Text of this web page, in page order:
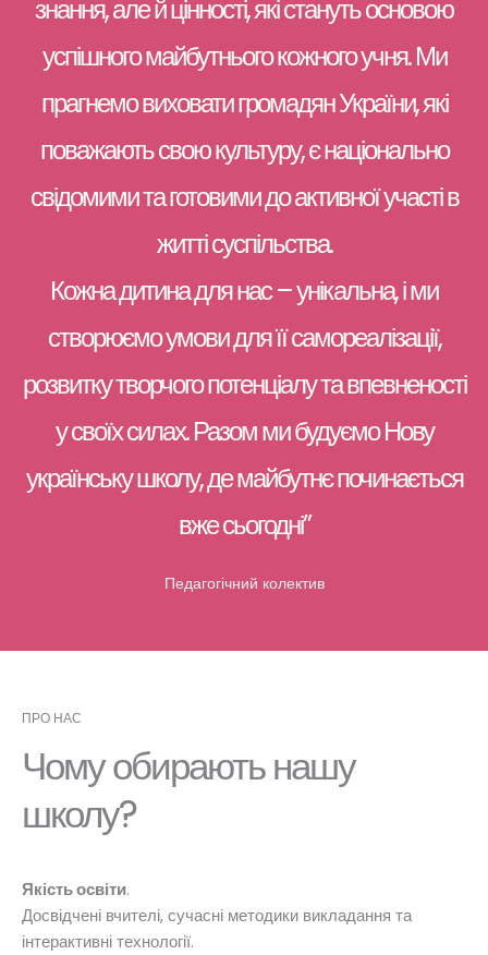
знання, але й цінності, які стануть основою
успішного майбутнього кожного учня. Ми
прагнемо виховати громадян України, які
поважають свою культуру, є національно
свідомими та готовими до активної участі в
житті суспільства.
Кожна дитина для нас – унікальна, і ми
створюємо умови для її самореалізації,
розвитку творчого потенціалу та впевненості
у своїх силах. Разом ми будуємо Нову
українську школу, де майбутнє починається
вже сьогодні”
Педагогічний колектив
ПРО НАС
Чому обирають нашу
школу?
Якість освіти.
Досвідчені вчителі, сучасні методики викладання та
інтерактивні технології.